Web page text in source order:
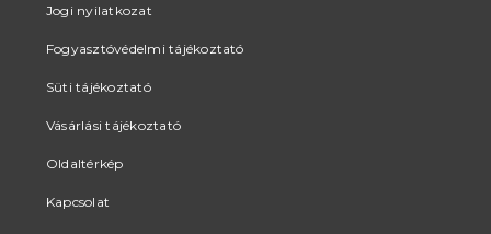
Jogi nyilatkozat
Fogyasztóvédelmi tájékoztató
Süti tájékoztató
Vásárlási tájékoztató
Oldaltérkép
Kapcsolat